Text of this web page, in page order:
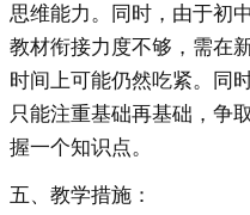
思维能力。同时，由于初
教材衔接力度不够，需在
时间上可能仍然吃紧。同
只能注重基础再基础，争
握一个知识点。
五、教学措施：